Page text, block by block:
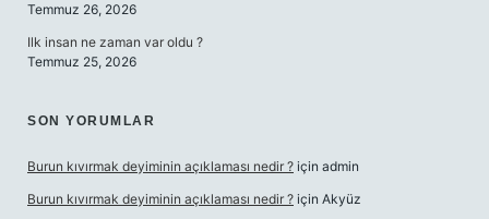
Temmuz 26, 2026
Ilk insan ne zaman var oldu ?
Temmuz 25, 2026
SON YORUMLAR
Burun kıvırmak deyiminin açıklaması nedir ? için admin
Burun kıvırmak deyiminin açıklaması nedir ? için Akyüz